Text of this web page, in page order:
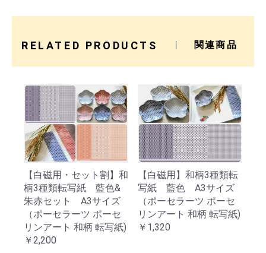
RELATED PRODUCTS 関連商品
【白磁用・セット割】和
柄3種類転写紙 藍色&
朱赤セット A3サイズ
（ポーセラーツ ポーセ
リンアート 和柄 転写紙)
￥2,200
【白磁用】和柄3種類転
写紙 藍色 A3サイズ
（ポーセラーツ ポーセ
リンアート 和柄 転写紙)
￥1,320